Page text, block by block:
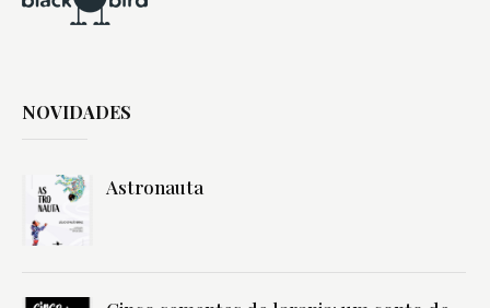
NOVIDADES
Astronauta